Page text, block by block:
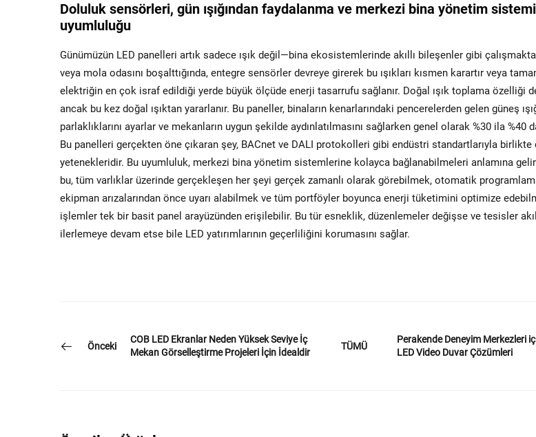
Doluluk sensörleri, gün ışığından faydalanma ve merkezi bina yönetim
uyumluluğu
Günümüzün LED panelleri artık sadece ışık değil—bina ekosistemlerinde akıllı bileşenler gibi
veya mola odasını boşalttığında, entegre sensörler devreye girerek bu ışıkları kısmen karartır veya
elektriğin en çok israf edildiği yerde büyük ölçüde enerji tasarrufu sağlanır. Doğal ışık toplama özelliği
ancak bu kez doğal ışıktan yararlanır. Bu paneller, binaların kenarlarındaki pencerelerden gelen güneş
parlaklıklarını ayarlar ve mekanların uygun şekilde aydınlatılmasını sağlarken genel olarak %30 ila %40
Bu panelleri gerçekten öne çıkaran şey, BACnet ve DALI protokolleri gibi endüstri standartlarıyla birlikte
yetenekleridir. Bu uyumluluk, merkezi bina yönetim sistemlerine kolayca bağlanabilmeleri anlamına
bu, tüm varlıklar üzerinde gerçekleşen her şeyi gerçek zamanlı olarak görebilmek, otomatik
ekipman arızalarından önce uyarı alabilmek ve tüm portföyler boyunca enerji tüketimini optimize
işlemler tek bir basit panel arayüzünden erişilebilir. Bu tür esneklik, düzenlemeler değişse ve tesisler
ilerlemeye devam etse bile LED yatırımlarının geçerliliğini korumasını sağlar.
Önceki
COB LED Ekranlar Neden Yüksek Seviye İç
Mekan Görselleştirme Projeleri İçin İdealdir
TÜMÜ
Perakende Deneyim Merkezleri
LED Video Duvar Çözümleri